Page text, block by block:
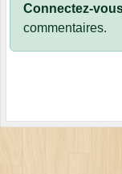
Connectez-
commentaires.